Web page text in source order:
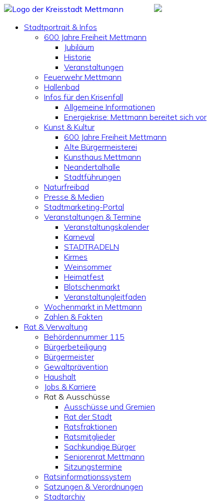
Stadtportrait & Infos
600 Jahre Freiheit Mettmann
Jubiläum
Historie
Veranstaltungen
Feuerwehr Mettmann
Hallenbad
Infos für den Krisenfall
Allgemeine Informationen
Energiekrise: Mettmann bereitet sich vor
Kunst & Kultur
600 Jahre Freiheit Mettmann
Alte Bürgermeisterei
Kunsthaus Mettmann
Neandertalhalle
Stadtführungen
Naturfreibad
Presse & Medien
Stadtmarketing-Portal
Veranstaltungen & Termine
Veranstaltungskalender
Karneval
STADTRADELN
Kirmes
Weinsommer
Heimatfest
Blotschenmarkt
Veranstaltungleitfaden
Wochenmarkt in Mettmann
Zahlen & Fakten
Rat & Verwaltung
Behördennummer 115
Bürgerbeteiligung
Bürgermeister
Gewaltprävention
Haushalt
Jobs & Karriere
Rat & Ausschüsse
Ausschüsse und Gremien
Rat der Stadt
Ratsfraktionen
Ratsmitglieder
Sachkundige Bürger
Seniorenrat Mettmann
Sitzungstermine
Ratsinformationssystem
Satzungen & Verordnungen
Stadtarchiv